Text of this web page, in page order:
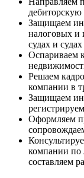
дебиторскую
Защищаем
налоговых и
судах и
Оспариваем
Решаем
компании в
Защищаем
Оформляем
компании
составляем